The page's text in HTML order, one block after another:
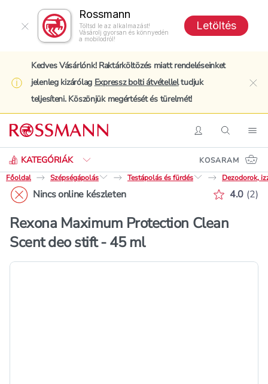
Rossmann
Töltsd le az alkalmazást!
Vásárolj gyorsan és könnyedén
a mobilodról!
Letöltés
Kedves Vásárlónk! Raktárköltözés miatt rendeléseinket
jelenleg kizárólag Expressz bolti átvételleltudjuk
teljesíteni. Köszönjük megértését és türelmét!
BelépésKeresés
KATEGÓRIÁK
Keresés
KOSARAM
Főoldal
Szépségápolás Testápolás és fürdés Dezodorok,
Nincs online készleten 4.0 (2)
Rexona Maximum Protection Clean
Scent deo stift - 45 ml